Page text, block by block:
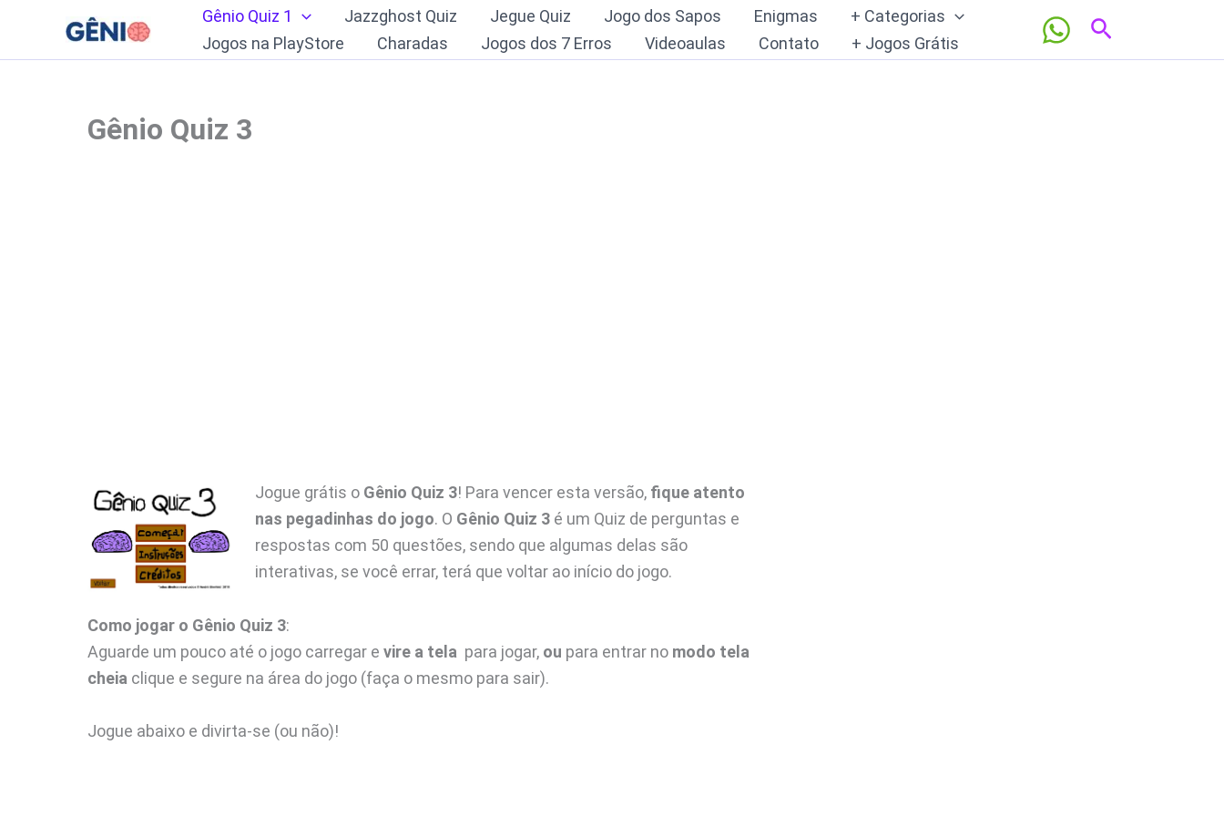
o
Gênio Quiz 1 Jazzghost Quiz Jegue Quiz Jogo dos Sapos Enigmas
+ Categorias
Jogos na PlayStore
Charadas Jogos dos 7 Erros Videoaulas Contato + Jogos Grátis
Pesquisar
Gênio Quiz 3
Jogue grátis o Gênio Quiz 3! Para vencer esta versão, fique atento
nas pegadinhas do jogo. O Gênio Quiz 3 é um Quiz de perguntas e
respostas com 50 questões, sendo que algumas delas são
interativas, se você errar, terá que voltar ao início do jogo.
Como jogar o Gênio Quiz 3:
Aguarde um pouco até o jogo carregar e vire a tela para jogar, ou para entrar no modo tela
cheia clique e segure na área do jogo (faça o mesmo para sair).
Jogue abaixo e divirta-se (ou não)!